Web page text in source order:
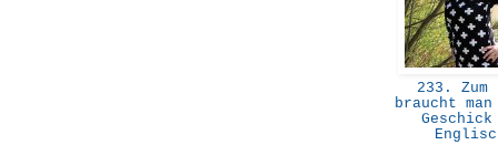
233. Zum
braucht
Geschick